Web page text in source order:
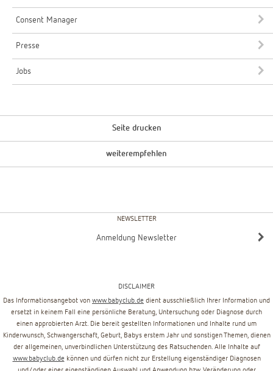
Consent Manager
Presse
Jobs
Seite drucken
weiterempfehlen
NEWSLETTER
Anmeldung Newsletter
DISCLAIMER
Das Informationsangebot von www.babyclub.de dient ausschließlich Ihrer Information und
ersetzt in keinem Fall eine persönliche Beratung, Untersuchung oder Diagnose durch
einen approbierten Arzt. Die bereit gestellten Informationen und Inhalte rund um
Kinderwunsch, Schwangerschaft, Geburt, Babys erstem Jahr und sonstigen Themen, dienen
der allgemeinen, unverbindlichen Unterstützung des Ratsuchenden. Alle Inhalte auf
www.babyclub.de können und dürfen nicht zur Erstellung eigenständiger Diagnosen